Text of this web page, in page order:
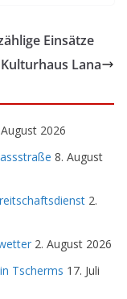
Einsätze
Lana
2026
8. August
2.
2. August 2026
Tscherms 17. Juli